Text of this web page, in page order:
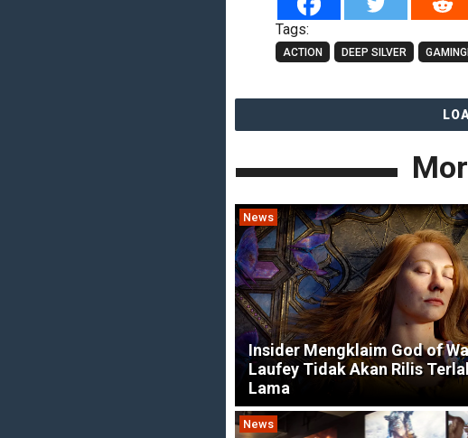
Tags:
ACTION DEEP SILVER
News
Insider Mengklaim God of
Laufey Tidak Akan Rilis
Lama
News